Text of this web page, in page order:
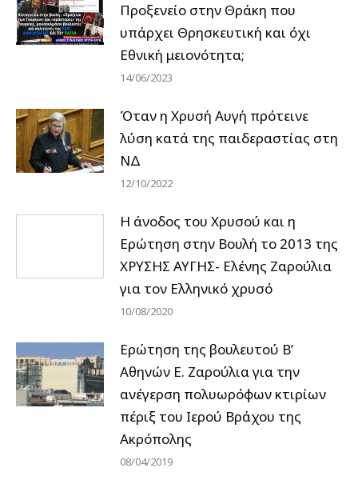
Προξενείο στην Θράκη που
υπάρχει Θρησκευτική και όχι
Εθνική μειονότητα;
14/06/2023
Όταν η Χρυσή Αυγή πρότεινε
λύση κατά της παιδεραστίας στη
ΝΔ
12/10/2022
Η άνοδος του Χρυσού και η
Ερώτηση στην Βουλή το 2013 της
ΧΡΥΣΗΣ ΑΥΓΗΣ- Ελένης Ζαρούλια
για τον Ελληνικό χρυσό
10/08/2020
Ερώτηση της βουλευτού Β’
Αθηνών Ε. Ζαρούλια για την
ανέγερση πολυωρόφων κτιρίων
πέριξ του Ιερού Βράχου της
Ακρόπολης
08/04/2019